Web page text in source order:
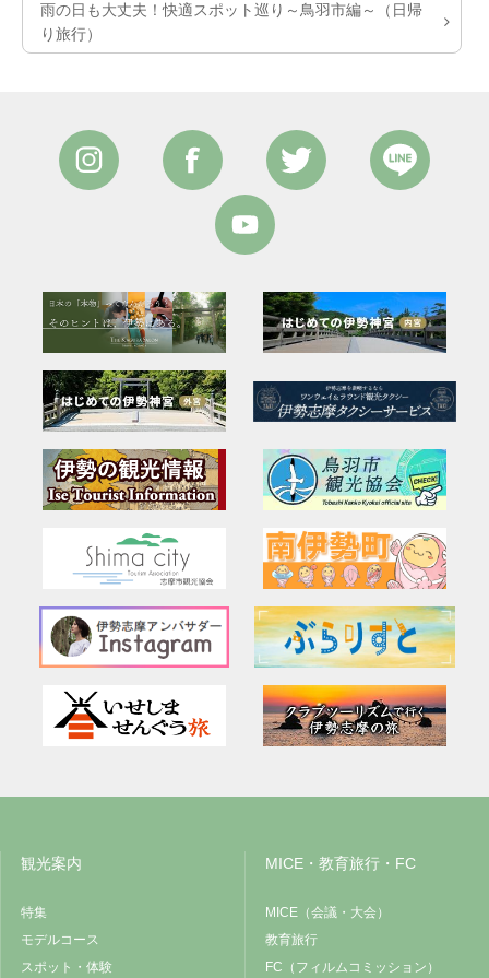
雨の日も大丈夫！快適スポット巡り～鳥羽市編～（日帰
り旅行）
観光案内
特集
モデルコース
スポット・体験
MICE・教育旅行・FC
MICE（会議・大会）
教育旅行
FC（フィルムコミッション）